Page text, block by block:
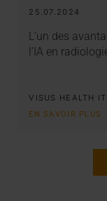
25.07.2024
L’un des
l’IA en
VISUS HEALTH IT
EN SAVOIR PLUS